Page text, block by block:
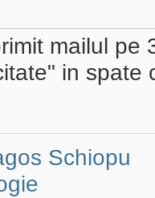
mailul pe
in spate
Schiopu